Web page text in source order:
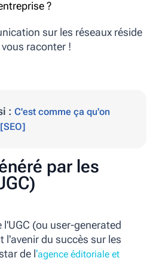
?
sur les réseaux réside
raconter !
: C'est comme ça qu'on
par les
(ou user-generated
l'avenir du succès sur les
de l'agence éditoriale et